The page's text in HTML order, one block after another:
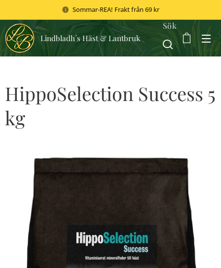
Sommar-REA! Frakt från 69 kr
Lindbladh´s Häst & Lantbruk
Sök
HippoSelection Success 5
kg